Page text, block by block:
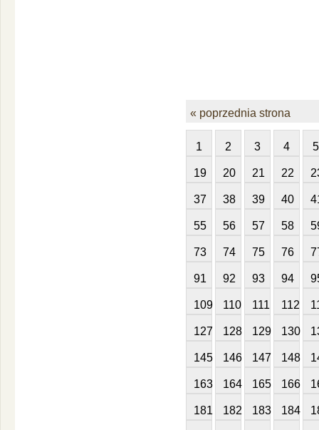
« poprzednia strona
1 2 3 4 5
19 20 21 22
37 38 39 40
55 56 57 58
73 74 75 76
91 92 93 94
109 110 111 112
127 128 129 130
145 146 147 148
163 164 165 166
181 182 183 184